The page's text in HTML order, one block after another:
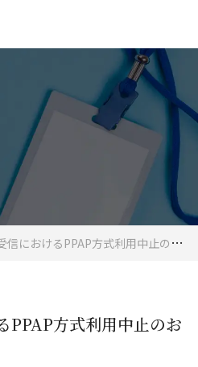
におけるPPAP方式利用中止のお知らせ
PPAP方式利用中止のお